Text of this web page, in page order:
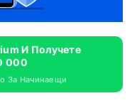
И Получете
000
За Начинаещи